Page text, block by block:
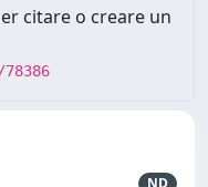
citare o creare un